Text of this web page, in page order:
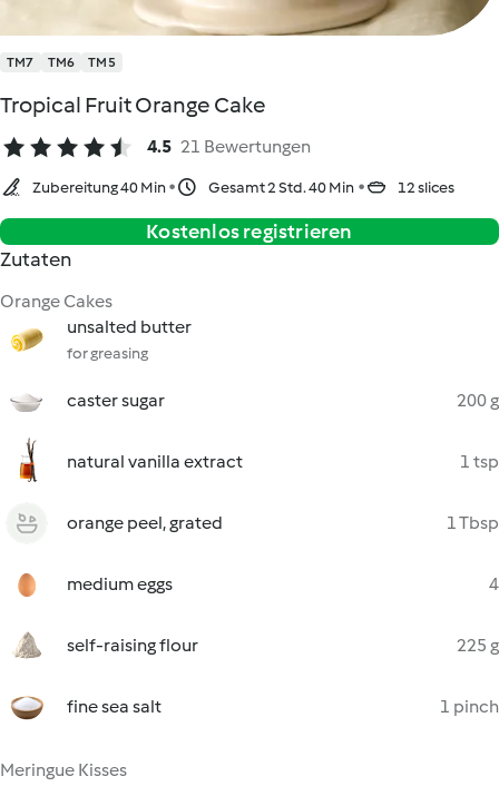
TM7 TM6 TM5
Tropical Fruit Orange Cake
4.5 21 Bewertungen
Zubereitung 40 Min Gesamt 2 Std. 40 Min 12 slices
Kostenlos registrieren
Zutaten
Orange Cakes
unsalted butter
for greasing
caster sugar 200 g
natural vanilla extract 1 tsp
orange peel, grated 1 Tbsp
medium eggs 4
self-raising flour 225 g
fine sea salt 1 pinch
Meringue Kisses